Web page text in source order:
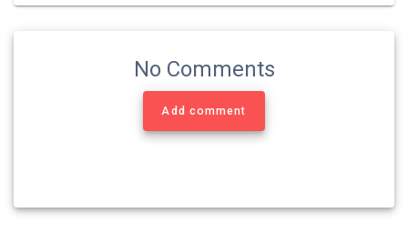
No Comments
Add comment